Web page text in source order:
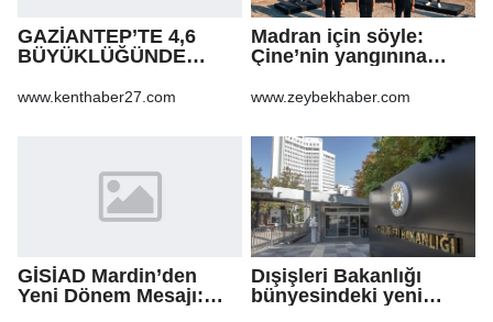
GAZİANTEP’TE 4,6
BÜYÜKLÜĞÜNDE
www.kenthaber27.com
Madran için söyle:
Çine’nin yangınına
www.zeybekhaber.com
GİSİAD Mardin’den
Yeni Dönem Mesajı:
Dışişleri Bakanlığı
bünyesindeki yeni